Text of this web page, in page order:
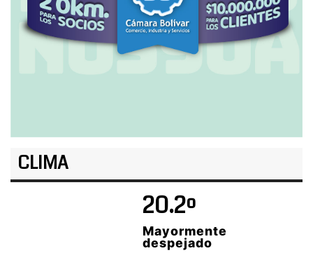
CLIMA
20.2º
Mayormente
despejado